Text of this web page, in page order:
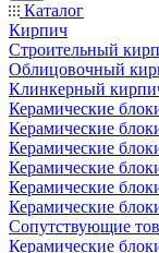
Каталог
Кирпич
Строительный
Облицовочный
Клинкерный
Керамические
Керамические
Керамические
Керамические
Керамические
Керамические
Сопутствующие
Керамические